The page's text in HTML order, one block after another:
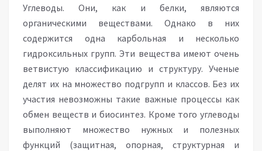
Углеводы. Они, как и белки, являются
органическими веществами. Однако в них
содержится одна карбольная и несколько
гидроксильных групп. Эти вещества имеют очень
ветвистую классификацию и структуру. Ученые
делят их на множество подгрупп и классов. Без их
участия невозможны такие важные процессы как
обмен веществ и биосинтез. Кроме того углеводы
выполняют множество нужных и полезных
функций (защитная, опорная, структурная и